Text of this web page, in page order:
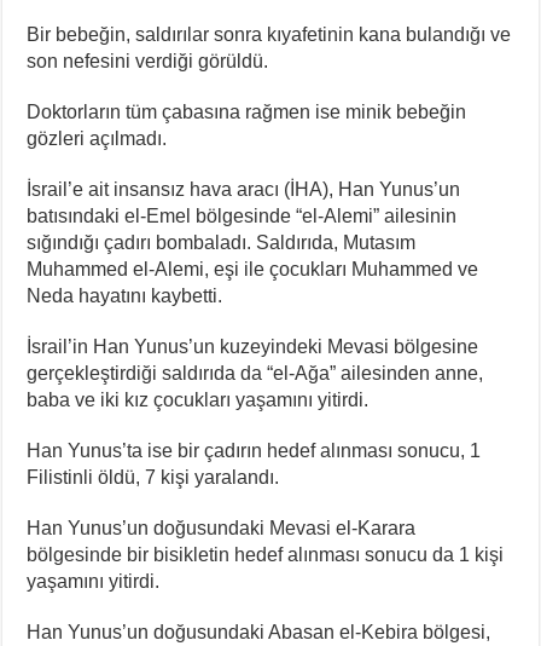
Bir bebeğin, saldırılar sonra kıyafetinin kana bulandığı ve
son nefesini verdiği görüldü.
Doktorların tüm çabasına rağmen ise minik bebeğin
gözleri açılmadı.
İsrail’e ait insansız hava aracı (İHA), Han Yunus’un
batısındaki el-Emel bölgesinde “el-Alemi” ailesinin
sığındığı çadırı bombaladı. Saldırıda, Mutasım
Muhammed el-Alemi, eşi ile çocukları Muhammed ve
Neda hayatını kaybetti.
İsrail’in Han Yunus’un kuzeyindeki Mevasi bölgesine
gerçekleştirdiği saldırıda da “el-Ağa” ailesinden anne,
baba ve iki kız çocukları yaşamını yitirdi.
Han Yunus’ta ise bir çadırın hedef alınması sonucu, 1
Filistinli öldü, 7 kişi yaralandı.
Han Yunus’un doğusundaki Mevasi el-Karara
bölgesinde bir bisikletin hedef alınması sonucu da 1 kişi
yaşamını yitirdi.
Han Yunus’un doğusundaki Abasan el-Kebira bölgesi,